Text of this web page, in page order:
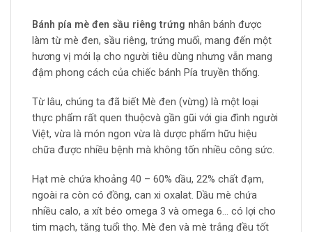
Bánh pía mè đen sầu riêng trứng nhân bánh được
làm từ mè đen, sầu riêng, trứng muối, mang đến một
hương vị mới lạ cho người tiêu dùng nhưng vẫn mang
đậm phong cách của chiếc bánh Pía truyền thống.
Từ lâu, chúng ta đã biết Mè đen (vừng) là một loại
thực phẩm rất quen thuộcvà gần gũi với gia đình người
Việt, vừa là món ngon vừa là dược phẩm hữu hiệu
chữa được nhiều bệnh mà không tốn nhiều công sức.
Hạt mè chứa khoảng 40 – 60% dầu, 22% chất đạm,
ngoài ra còn có đồng, can xi oxalat. Dầu mè chứa
nhiều calo, a xít béo omega 3 và omega 6… có lợi cho
tim mạch, tăng tuổi thọ. Mè đen và mè trắng đều tốt